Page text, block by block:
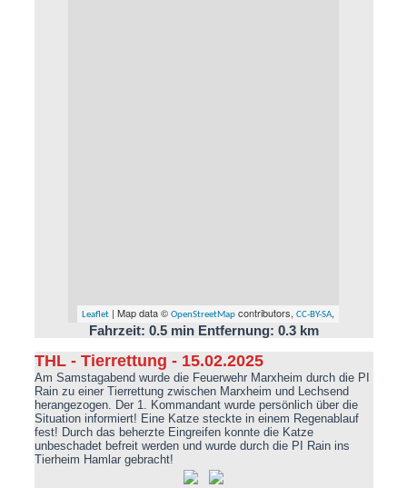
Leaflet | Map data ©OpenStreetMap contributors,CC-BY-SA,
Fahrzeit: 0.5 min Entfernung: 0.3 km
THL - Tierrettung - 15.02.2025
Am Samstagabend wurde die Feuerwehr Marxheim durch die PI
Rain zu einer Tierrettung zwischen Marxheim und Lechsend
herangezogen. Der 1. Kommandant wurde persönlich über die
Situation informiert! Eine Katze steckte in einem Regenablauf
fest! Durch das beherzte Eingreifen konnte die Katze
unbeschadet befreit werden und wurde durch die PI Rain ins
Tierheim Hamlar gebracht!